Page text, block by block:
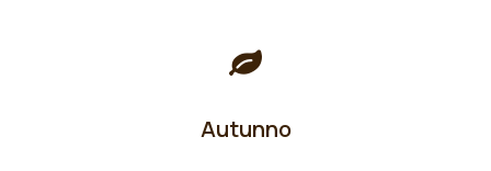
Autunno